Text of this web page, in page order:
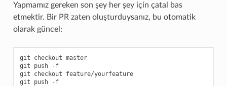
Yapmamız gereken son şey her şey için çatal bas
etmektir. Bir PR zaten oluşturduysanız, bu otomatik
olarak güncel:
git checkout master
git
push
-f
git
checkout
feature/yourfeature
git
push -f